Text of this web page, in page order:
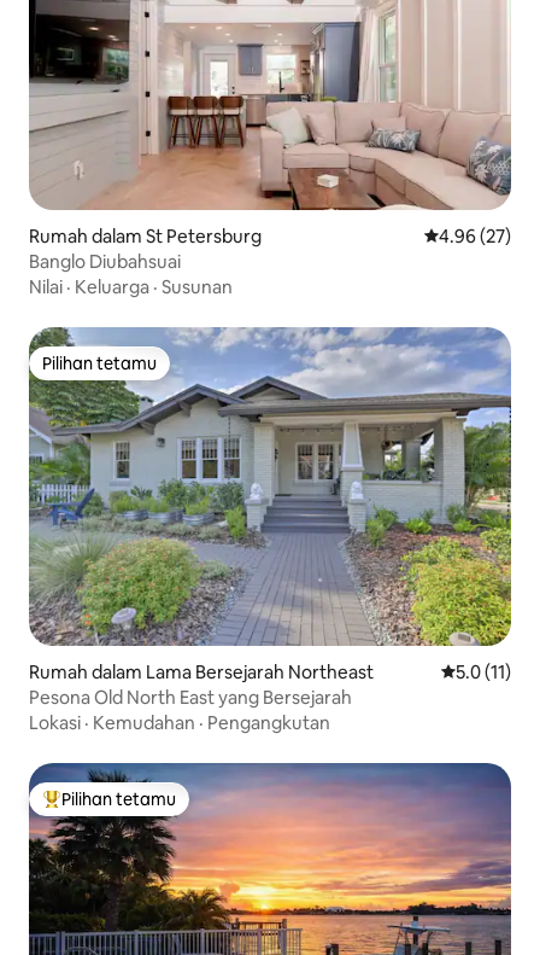
Rumah dalam St Petersburg Penarafan
4.96 (27)
Banglo Diubahsuai
Nilai · Keluarga · Susunan
Pilihan tetamu
Pilihan tetamu
Rumah dalam Lama Bersejarah Northeast Penarafan
5.0 (11)
Pesona Old North East yang Bersejarah
Lokasi · Kemudahan · Pengangkutan
Pilihan utama tetamu
Pilihan tetamu